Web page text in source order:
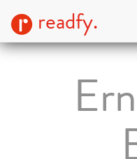
readfy.